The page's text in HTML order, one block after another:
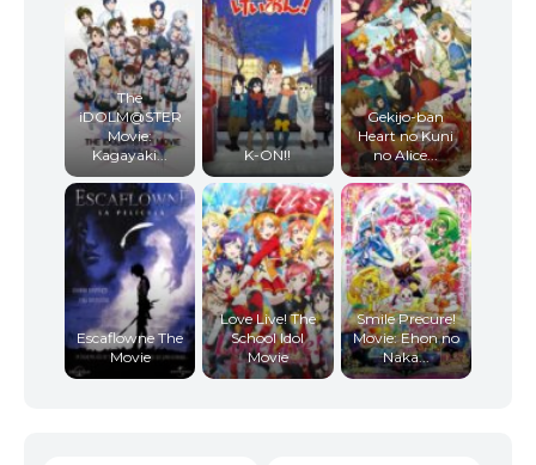
The
iDOLM@STER
Movie:
Kagayaki...
K-ON!!
Gekijo-ban
Heart no Kuni
no Alice...
Escaflowne The
Movie
Love Live! The
School Idol
Movie
Smile Precure!
Movie: Ehon no
Naka...